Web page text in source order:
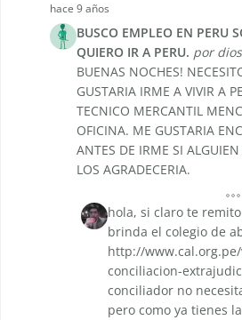
hace 9 años
BUSCO EMPLEO EN PERU
QUIERO IR A PERU. por
BUENAS NOCHES!
GUSTARIA IRME A VIVIR A
TECNICO MERCANTIL
OFICINA. ME GUSTARIA
ANTES DE IRME SI
LOS AGRADECERIA.
hola, si claro te
brinda el colegio de
http://
conciliacion-
conciliador no
pero como ya tienes